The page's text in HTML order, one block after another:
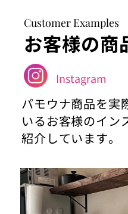
Customer Examples
お客様の商
Instagram
パモウナ商品を実
いるお客様のイン
紹介しています。